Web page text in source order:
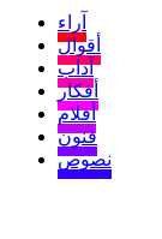
آراء
أقوال
آداب
أفكار
أفلام
فنون
نصوص